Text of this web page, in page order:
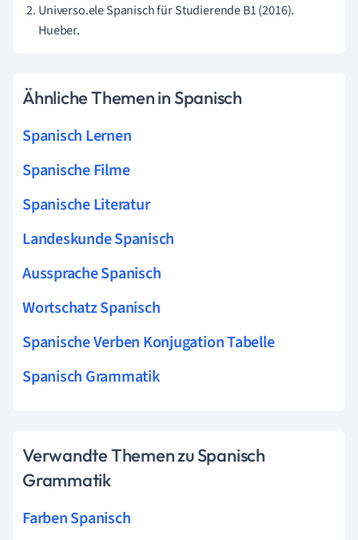
Universo.ele Spanisch für Studierende B1 (2016).
Hueber.
Ähnliche Themen in Spanisch
Spanisch Lernen
Spanische Filme
Spanische Literatur
Landeskunde Spanisch
Aussprache Spanisch
Wortschatz Spanisch
Spanische Verben Konjugation Tabelle
Spanisch Grammatik
Verwandte Themen zu Spanisch
Grammatik
Farben Spanisch